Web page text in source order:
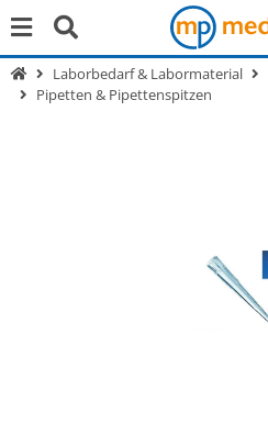
Laborbedarf & Labormaterial
Pipetten & Pipettenspitzen